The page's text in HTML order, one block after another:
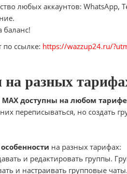
любых аккаунтов: WhatsApp,
баланс!
по ссылке: https://wazzup24.ru/
разных
доступны на любом тарифе
переписываться, но создать
на разных тарифах:
и редактировать группы.
и настраивать групповые